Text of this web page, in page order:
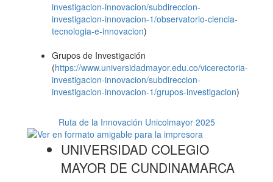
investigacion-innovacion/subdireccion-
investigacion-innovacion-1/observatorio-ciencia-
tecnologia-e-innovacion)
Grupos de Investigación
(https://www.universidadmayor.edu.co/vicerectoria-
investigacion-innovacion/subdireccion-
investigacion-innovacion-1/grupos-investigacion)
Ruta de la Innovación Unicolmayor 2025
UNIVERSIDAD COLEGIO
MAYOR DE CUNDINAMARCA